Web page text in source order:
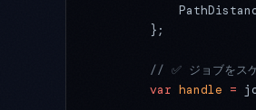
        };
// ✅ ジョブをス
        var
handle =